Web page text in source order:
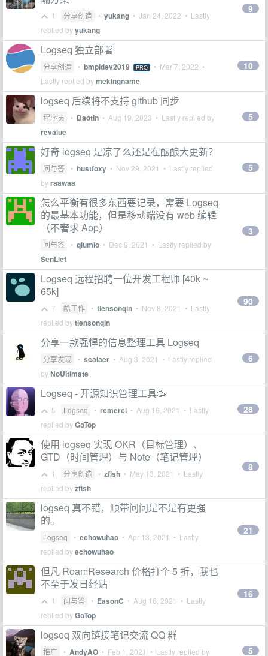
1 分享创造 • yukang • Jan 24, 2022 • Lastly
replied byyukang
9
Logseq 独立部署
分享创造 • bmpidev2019 PRO • Mar 7, 2022 •
Lastly replied bymekingname
10
logseq 后续将不支持 github 同步
程序员 • Daotin • Aug 19, 2023 • Lastly replied by
revalue
5
好奇 logseq 是凉了么还是在酝酿大更新？
问与答 • hustfoxy • Nov 29, 2021 • Lastly replied
byraawaa
5
怎么平衡有很多东西要记录，需要 Logseq
的最基本功能，但是移动端没有 web 编辑
（不奢求 App）
问与答 • qiumio • Dec 9, 2021 • Lastly replied by
SenLief
3
Logseq 远程招聘一位开发工程师 [40k ~
65k]
7 酷工作 • tiensonqin • Nov 8, 2021 • Lastly
replied bytiensonqin
90
分享一款强悍的信息整理工具 Logseq
分享发现 • scalaer • Aug 3, 2021 • Lastly replied
byNoUltimate
6
Logseq - 开源知识管理工具🥳
5 Logseq • rcmerci • Aug 16, 2021 • Lastly
replied byGoTop
28
使用 logseq 实现 OKR（目标管理）、
GTD（时间管理）与 Note（笔记管理）
1 分享创造 • zfish • May 13, 2021 • Lastly
replied byzfish
8
logseq 真不错，顺带问问是不是有更强
的。
Logseq • echowuhao • Apr 13, 2021 • Lastly
replied byechowuhao
21
但凡 RoamResearch 价格打个 5 折，我也
不至于发日经贴
1 问与答 • EasonC • Aug 16, 2021 • Lastly
replied byGoTop
16
logseq 双向链接笔记交流 QQ 群
推广 • AndyAO • Feb 1, 2021 • Lastly replied by 5